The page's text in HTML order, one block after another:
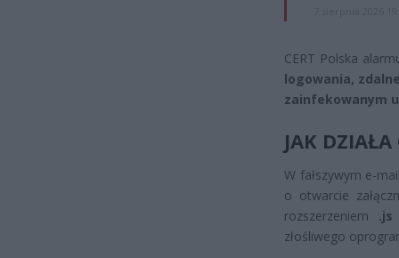
CERT Polska
logowania,
zainfekowanym
JAK DZIAŁA
W fałszywym e-
o otwarcie
rozszerzeniem .js
złośliwego